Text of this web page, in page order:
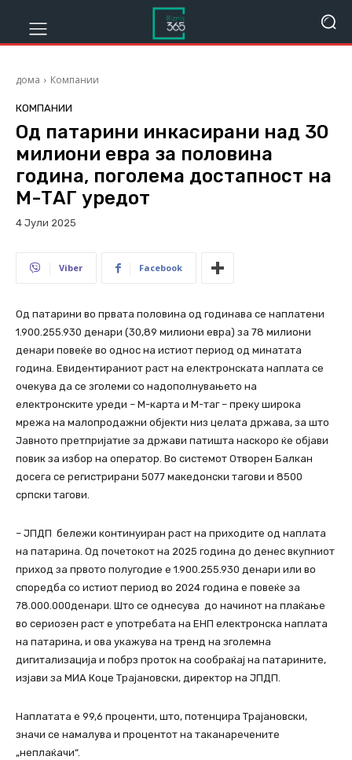
дома Компании
КОМПАНИИ
Од патарини инкасирани над 30
милиони евра за половина
година, поголема достапност на
М-ТАГ уредот
4 Јули 2025
Viber Facebook
Од патарини во првата половина од годинава се наплатени
1.900.255.930 денари (30,89 милиони евра) за 78 милиони
денари повеќе во однос на истиот период од минатата
година. Евидентираниот раст на електронската наплата се
очекува да се зголеми со надополнувањето на
електронските уреди – М-карта и М-таг – преку широка
мрежа на малопродажни објекти низ целата држава, за што
Јавното претпријатие за држави патишта наскоро ќе објави
повик за избор на оператор. Во системот Отворен Балкан
досега се регистрирани 5077 македонски тагови и 8500
српски тагови.
– ЈПДП бележи континуиран раст на приходите од наплата
на патарина. Од почетокот на 2025 година до денес вкупниот
приход за првото полугодие е 1.900.255.930 денари или во
споредба со истиот период во 2024 година е повеќе за
78.000.000денари. Што се однесува до начинот на плаќање
во сериозен раст е употребата на ЕНП електронска наплата
на патарина, и ова укажува на тренд на зголемна
дигитализација и побрз проток на сообраќај на патарините,
изјави за МИА Коце Трајановски, директор на ЈПДП.
Наплатата е 99,6 проценти, што, потенцира Трајановски,
значи се намалува и процентот на таканаречените
„неплаќачи“.